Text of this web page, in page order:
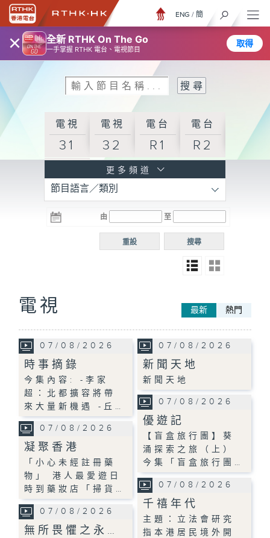
× 全新 RTHK On The Go
一手掌握 RTHK 電台、電視節目
取得
ENG / 簡
電視
31
電視
32
電台
R1
電台
R2
R3
電台 電台
R5
電台
普通
更多頻道
節目語言／類別
由 至
搜尋
重設
電視 最新 熱門
07/08/2026
時事摘錄
今集內容: -李家
超：北都擴容將帶
來大量新機遇 -丘…
07/08/2026
新聞天地
新聞天地
07/08/2026
優遊記
【盲盒旅行團】葵
涌探索之旅（上）
今集「盲盒旅行團…
07/08/2026
凝聚香港
「小心未經註冊藥
物」 港人最愛遊日
時到藥妝店「掃貨…
07/08/2026
千禧年代
主題：立法會研究
指本港居民境外開
07/08/2026
無所畏懼之永…